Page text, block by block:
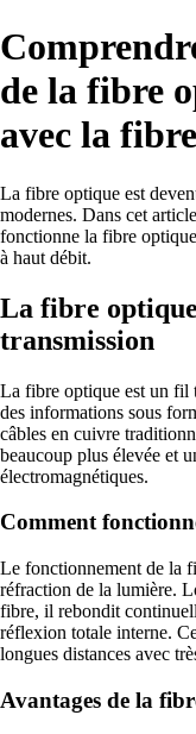
de la fibre
avec la fibre
La fibre optique est
modernes. Dans cet
fonctionne la fibre
à haut débit.
La fibre
transmission
La fibre optique est un fil
des informations sous
câbles en cuivre
beaucoup plus élevée et
électromagnétiques.
Comment
Le fonctionnement de la
réfraction de la lumière.
fibre, il rebondit
réflexion totale interne.
longues distances avec
Avantages de la